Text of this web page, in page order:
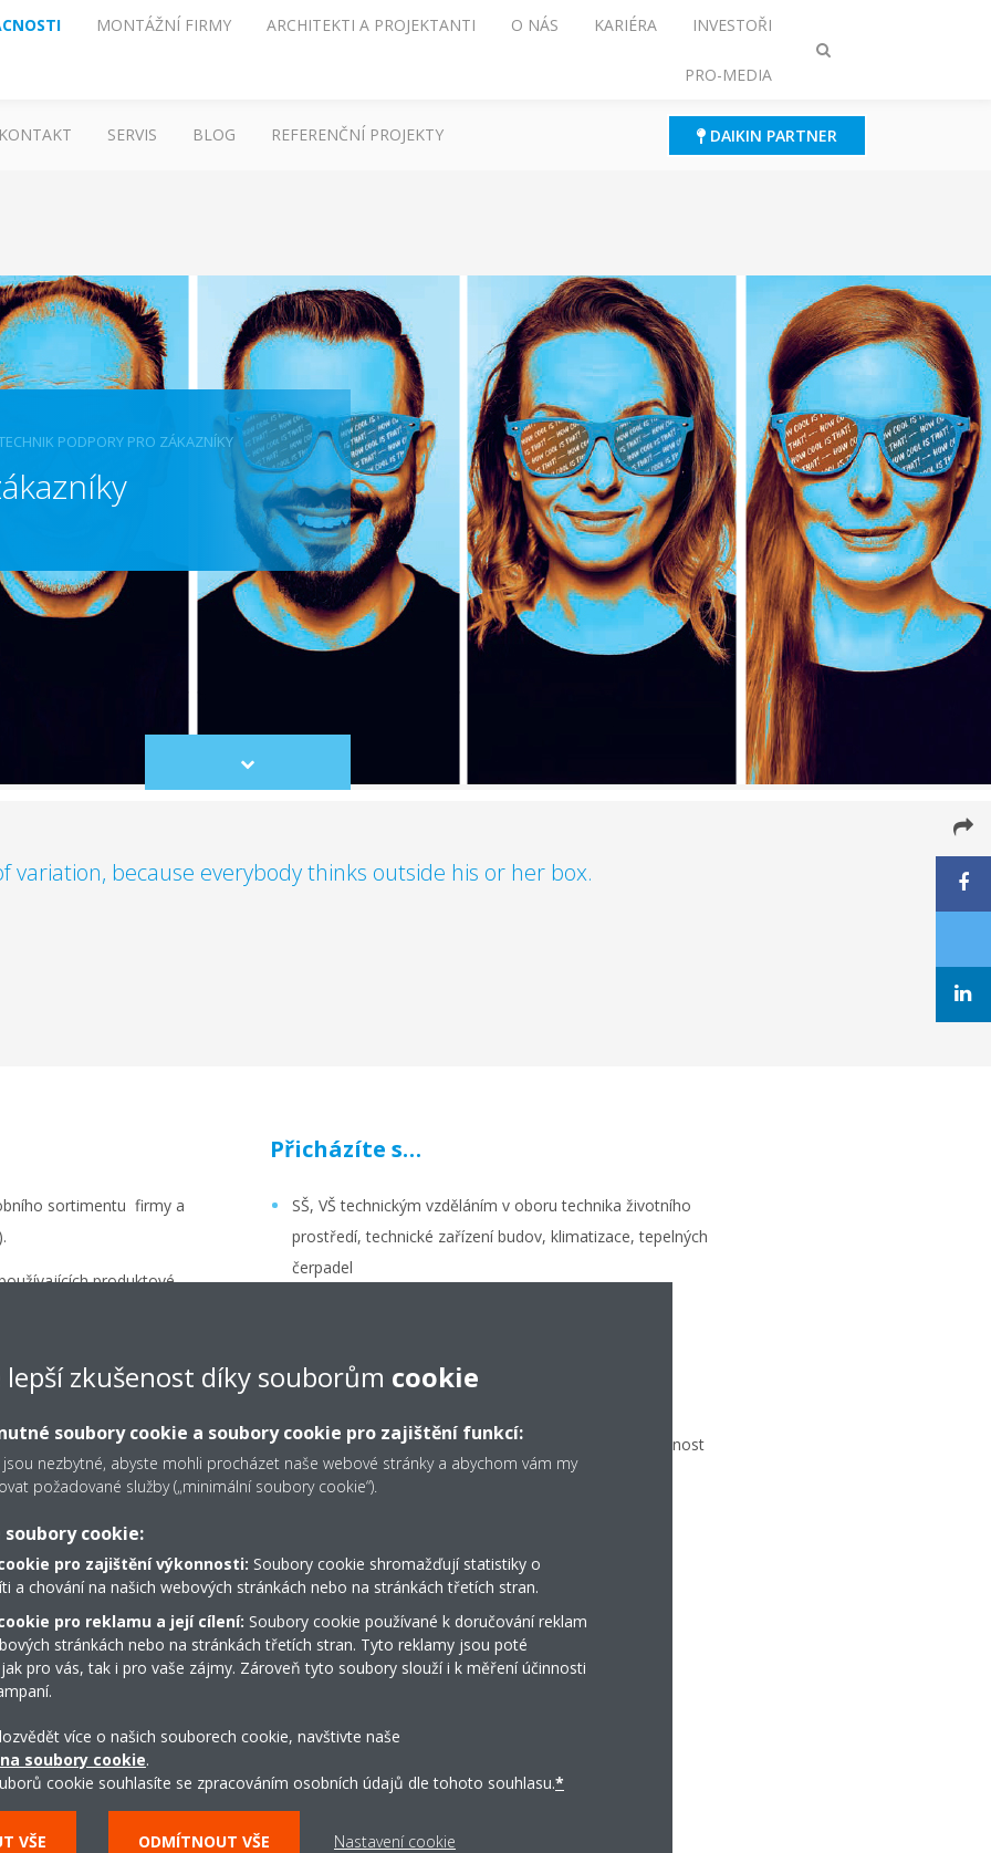
Přepnout
MONTÁŽNÍ FIRMY ARCHITEKTI A PROJEKTANTI O NÁS KARIÉRA INVESTOŘI
PRO-MEDIA
KONTAKT SERVIS BLOG REFERENČNÍ PROJEKTY DAIKIN PARTNER
PODPORY PRO ZÁKAZNÍKY
Scroll
to
variation, because everybody thinks outside his or her box.
sortimentu firmy a
produktové
komerční oblast,
informací
prodejní síti (konzultantům,
zejména na
nacházením technických
požadavků.
mezi zákazníky,
kanceláře a technickým
v Rakousku.
koordinace a spolupráce s
potenciální zákazníky a
a produktové
Přicházíte s…
SŠ, VŠ technickým vzděláním v oboru technika životního
prostředí, technické zařízení budov, klimatizace, tepelných
čerpadel
logickým myšlením, pečlivostí, smyslem pro odpovědnost
komunikačními dovednostmi
Pokud na vše odpovíte ano, měli
bychom se setkat!
lepší zkušenost díky souborům cookie
soubory cookie a soubory cookie pro zajištění funkcí:
nezbytné, abyste mohli procházet naše webové stránky a abychom vám my
požadované služby („minimální soubory cookie“).
cookie:
pro zajištění výkonnosti: Soubory cookie shromažďují statistiky o
a chování na našich webových stránkách nebo na stránkách třetích stran.
pro reklamu a její cílení: Soubory cookie používané k doručování reklam
stránkách nebo na stránkách třetích stran. Tyto reklamy jsou poté
pro vás, tak i pro vaše zájmy. Zároveň tyto soubory slouží i k měření účinnosti
více o našich souborech cookie, navštivte naše
soubory cookie.
cookie souhlasíte se zpracováním osobních údajů dle tohoto souhlasu.*
VŠE ODMÍTNOUT VŠE Nastavení cookie